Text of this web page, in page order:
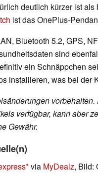
deutlich kürzer ist
ist das OnePlus-
Bluetooth 5.2, GPS,
sind
ein Schnäppchen
installieren, was bei der
verfügbar, kann aber
Gewähr.
via MyDealz, Bild: